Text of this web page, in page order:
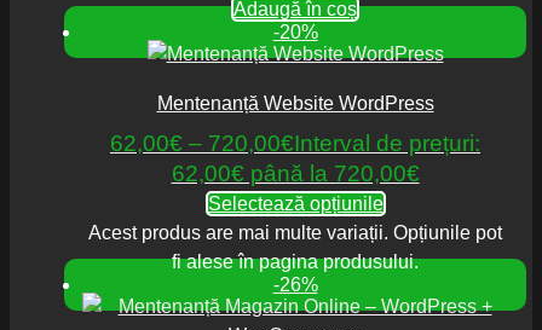
Adaugă în coș
-20%
Mentenanță Website WordPress
62,00€ – 720,00€Interval de prețuri:
62,00€ până la 720,00€
Selectează opțiunile
Acest produs are mai multe variații. Opțiunile pot
fi alese în pagina produsului.
-26%